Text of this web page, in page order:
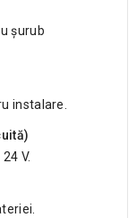
șurub
instalare.
V.